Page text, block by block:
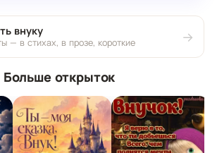
внуку
— в стихах, в прозе, короткие →
Больше открыток